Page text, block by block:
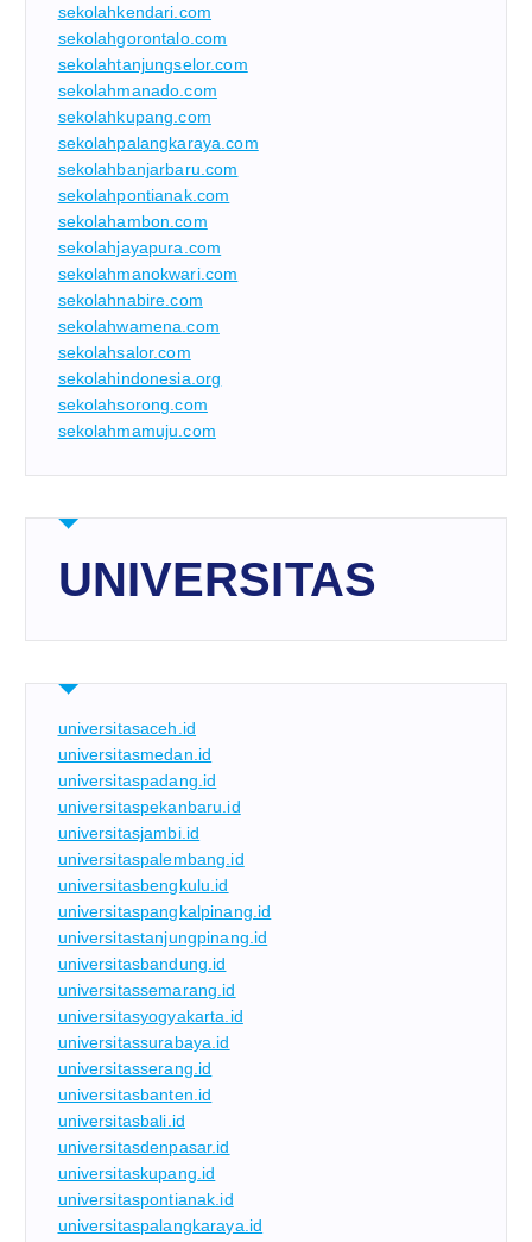
sekolahkendari.com
sekolahgorontalo.com
sekolahtanjungselor.com
sekolahmanado.com
sekolahkupang.com
sekolahpalangkaraya.com
sekolahbanjarbaru.com
sekolahpontianak.com
sekolahambon.com
sekolahjayapura.com
sekolahmanokwari.com
sekolahnabire.com
sekolahwamena.com
sekolahsalor.com
sekolahindonesia.org
sekolahsorong.com
sekolahmamuju.com
UNIVERSITAS
universitasaceh.id
universitasmedan.id
universitaspadang.id
universitaspekanbaru.id
universitasjambi.id
universitaspalembang.id
universitasbengkulu.id
universitaspangkalpinang.id
universitastanjungpinang.id
universitasbandung.id
universitassemarang.id
universitasyogyakarta.id
universitassurabaya.id
universitasserang.id
universitasbanten.id
universitasbali.id
universitasdenpasar.id
universitaskupang.id
universitaspontianak.id
universitaspalangkaraya.id